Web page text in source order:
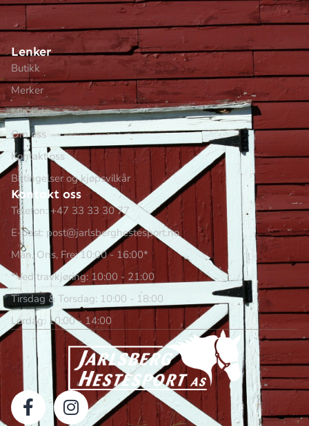
Lenker
Butikk
Merker
Min side
Om oss
Kontakt oss
Betingelser og kjøpsvilkår
Kontakt oss
Telefon: +47 33 33 30 77
E-post: post@jarlsberghestesport.no
Man, Ons, Fre: 10:00 - 16:00*
*Ved travkjøring: 10:00 - 21:00
Tirsdag & Torsdag: 10:00 - 18:00
Lørdag: 10:00 - 14:00